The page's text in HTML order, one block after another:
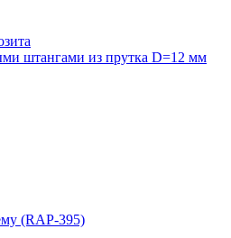
штангами из прутка D=12 мм
(RAP-395)